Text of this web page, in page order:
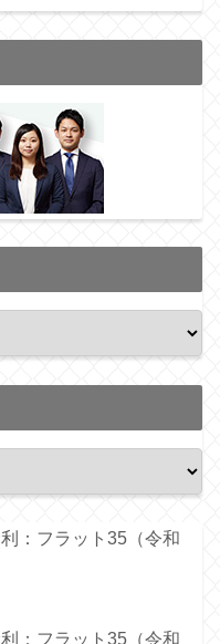
：フラット35（令和
：フラット35（令和